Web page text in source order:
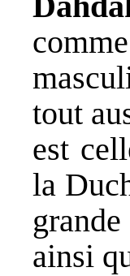
tout
est
la
ainsi